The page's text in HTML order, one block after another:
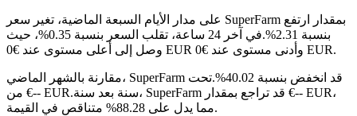
العقود الآجلة USDC
على مدار الأيام السبعة الماضية، تغير سعر SuperFarm بمقدار ارتفع
بنسبة 2.31%.
في آخر 24 ساعة، تقلب السعر بنسبة 0.35%، حيث
وصل إلى أعلى مستوى عند €0 EUR وأدنى مستوى عند €0 EUR.
مقارنة بالشهر الماضي، SuperFarm قد انخفض بنسبة 40.02%.تحت
من €-- EUR.سنة بعد سنة، SuperFarm قد تراجع بمقدار €-- EUR،
مما يدل على 88.28% متناقص في القيمة.